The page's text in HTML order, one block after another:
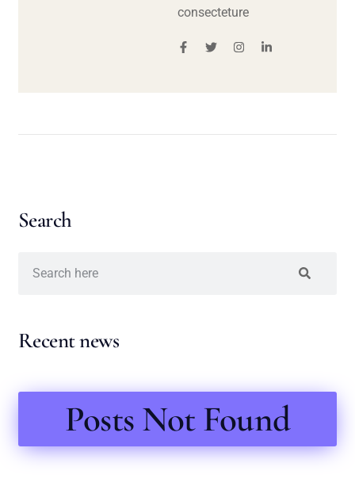
consecteture
Search
Recent news
Posts Not Found